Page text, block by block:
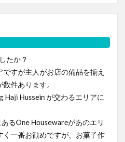
たか？
すが主人がお店の備品を揃え
件あります。
Haji Hussein が交わるエリアに
るOne Housewareがあのエリ
く一番お勧めですが、お菓子作